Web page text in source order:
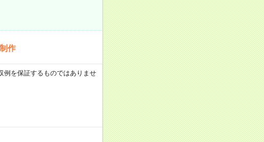
作
を保証するものではありませ